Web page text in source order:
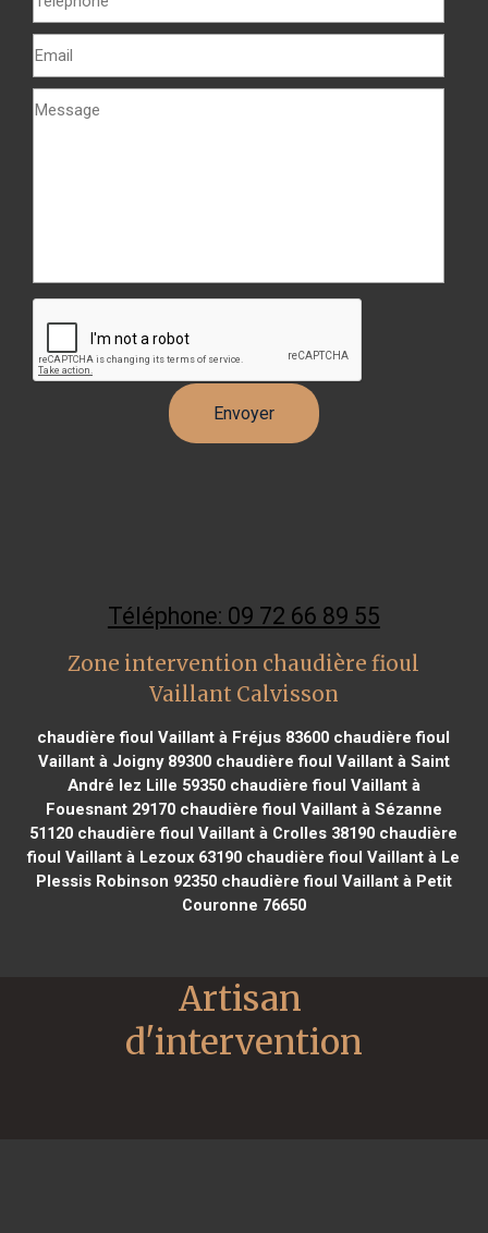
Téléphone: 09 72 66 89 55
Zone intervention chaudière fioul
Vaillant Calvisson
chaudière fioul Vaillant à Fréjus 83600 chaudière fioul
Vaillant à Joigny 89300chaudière fioul Vaillant à Saint
André lez Lille 59350chaudière fioul Vaillant à
Fouesnant 29170chaudière fioul Vaillant à Sézanne
51120 chaudière fioul Vaillant à Crolles 38190 chaudière
fioul Vaillant à Lezoux 63190 chaudière fioul Vaillant à Le
Plessis Robinson 92350chaudière fioul Vaillant à Petit
Couronne 76650
Artisan
d'intervention